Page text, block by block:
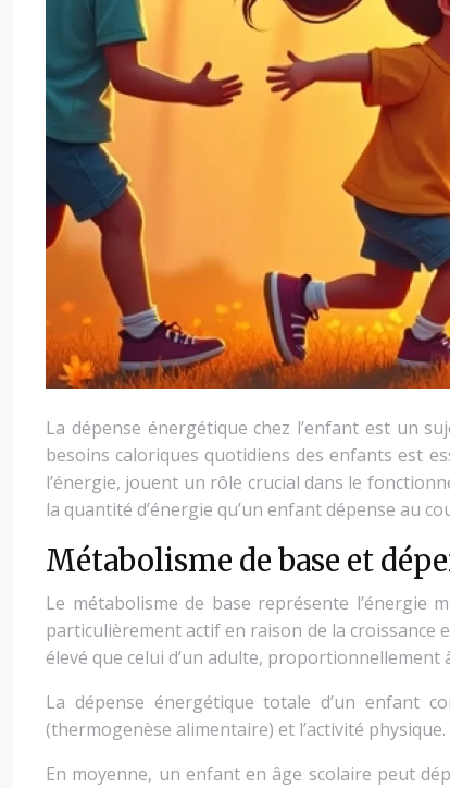
La dépense énergétique chez l’enfant est un
besoins caloriques quotidiens des enfants est
l’énergie, jouent un rôle crucial dans le
la quantité d’énergie qu’un enfant dépense au
Métabolisme de base et
Le métabolisme de base représente l’énergie
particulièrement actif en raison de la croissance
élevé que celui d’un adulte, proportionnellement
La dépense énergétique totale d’un enfant
(thermogenèse alimentaire) et l’activité
En moyenne, un enfant en âge scolaire peut